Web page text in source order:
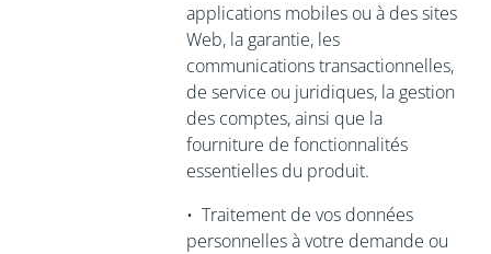
applications mobiles ou à des sites
Web, la garantie, les
communications transactionnelles,
de service ou juridiques, la gestion
des comptes, ainsi que la
fourniture de fonctionnalités
essentielles du produit.
• Traitement de vos données
personnelles à votre demande ou